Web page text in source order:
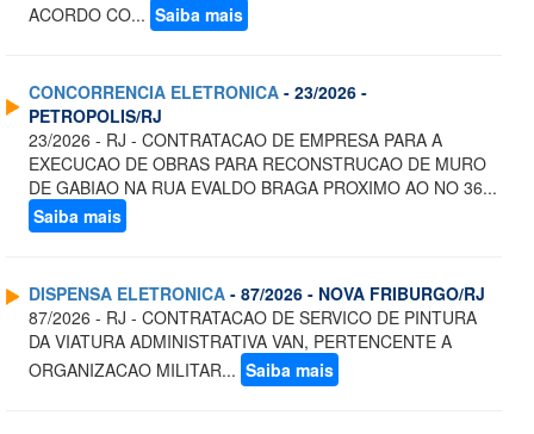
ACORDO CO... Saiba mais
CONCORRENCIA ELETRONICA - 23/2026 -
PETROPOLIS/RJ
23/2026 - RJ - CONTRATACAO DE EMPRESA PARA A
EXECUCAO DE OBRAS PARA RECONSTRUCAO DE MURO
DE GABIAO NA RUA EVALDO BRAGA PROXIMO AO NO 36...
Saiba mais
DISPENSA ELETRONICA - 87/2026 - NOVA FRIBURGO/RJ
87/2026 - RJ - CONTRATACAO DE SERVICO DE PINTURA
DA VIATURA ADMINISTRATIVA VAN, PERTENCENTE A
ORGANIZACAO MILITAR... Saiba mais